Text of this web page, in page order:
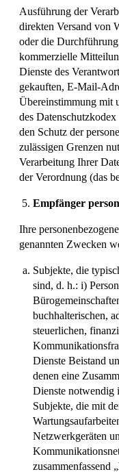
Ausführung der
direkten Versand von
oder die
kommerzielle
Dienste des
gekauften, E-Mail-
Übereinstimmung mit
des
den Schutz der
zulässigen Grenzen
Verarbeitung Ihrer
der Verordnung (das
Empfänger
Ihre
genannten Zwecken
Subjekte, die
sind, d. h.: i)
buchhalterischen,
steuerlichen,
Dienste Beistand
denen eine
Dienste
Subjekte, die mit
Netzwerkgeräten
zusammenfassend „